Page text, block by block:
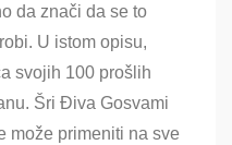
da znači da se to
U istom opisu,
svojih 100 prošlih
Šri Điva Gosvami
može primeniti na sve